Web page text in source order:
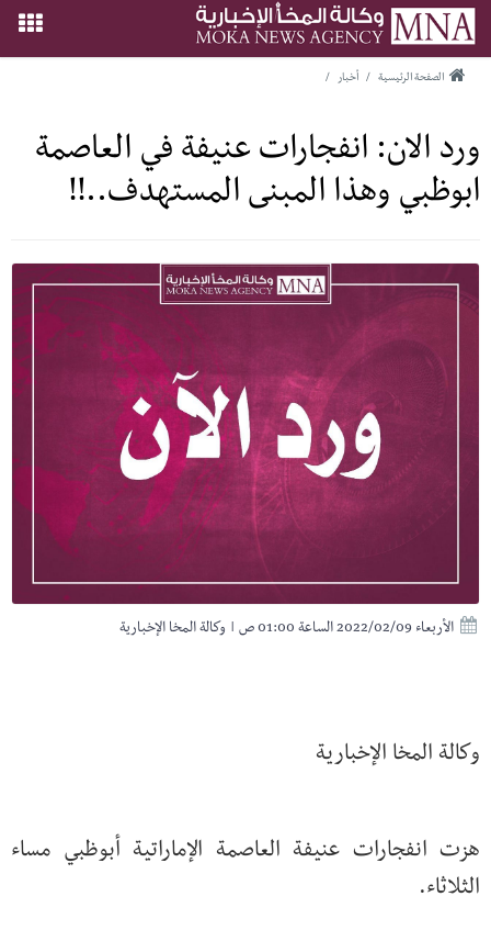
الصفحة الرئيسية / أخبار /
ورد الان: انفجارات عنيفة في العاصمة
ابوظبي وهذا المبنى المستهدف..!!
الأربعاء 2022/02/09 الساعة 01:00 ص | وكالة المخا الإخبارية
وكالة المخا الإخبارية
هزت انفجارات عنيفة العاصمة الإماراتية أبوظبي مساء
الثلاثاء.